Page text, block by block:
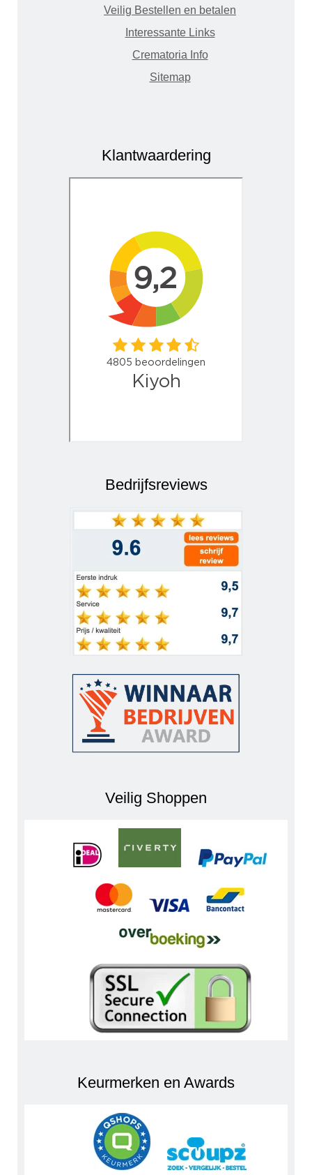
Veilig Bestellen en betalen
Interessante Links
Crematoria Info
Sitemap
Klantwaardering
Bedrijfsreviews
Veilig Shoppen
Keurmerken en Awards